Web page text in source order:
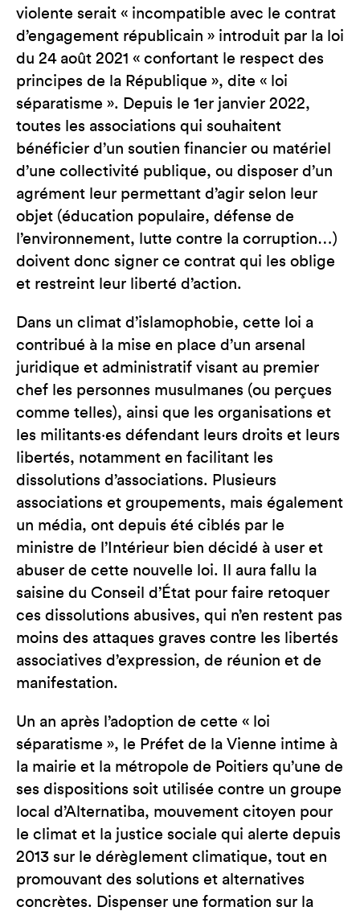
violente serait « incompatible avec le contrat
d’engagement républicain » introduit par la loi
du 24 août 2021 « confortant le respect des
principes de la République », dite « loi
séparatisme ». Depuis le 1er janvier 2022,
toutes les associations qui souhaitent
bénéficier d’un soutien financier ou matériel
d’une collectivité publique, ou disposer d’un
agrément leur permettant d’agir selon leur
objet (éducation populaire, défense de
l’environnement, lutte contre la corruption…)
doivent donc signer ce contrat qui les oblige
et restreint leur liberté d’action.
Dans un climat d’islamophobie, cette loi a
contribué à la mise en place d’un arsenal
juridique et administratif visant au premier
chef les personnes musulmanes (ou perçues
comme telles), ainsi que les organisations et
les militants‧es défendant leurs droits et leurs
libertés, notamment en facilitant les
dissolutions d’associations. Plusieurs
associations et groupements, mais également
un média, ont depuis été ciblés par le
ministre de l’Intérieur bien décidé à user et
abuser de cette nouvelle loi. Il aura fallu la
saisine du Conseil d’État pour faire retoquer
ces dissolutions abusives, qui n’en restent pas
moins des attaques graves contre les libertés
associatives d’expression, de réunion et de
manifestation.
Un an après l’adoption de cette « loi
séparatisme », le Préfet de la Vienne intime à
la mairie et la métropole de Poitiers qu’une de
ses dispositions soit utilisée contre un groupe
local d’Alternatiba, mouvement citoyen pour
le climat et la justice sociale qui alerte depuis
2013 sur le dérèglement climatique, tout en
promouvant des solutions et alternatives
concrètes. Dispenser une formation sur la